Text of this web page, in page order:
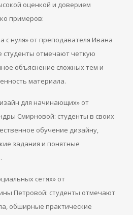
оценкой и доверием
примеров:
с нуля» от преподавателя Ивана
студенты отмечают четкую
объяснение сложных тем и
материала.
для начинающих» от
Смирновой: студенты в своих
обучение дизайну,
задания и понятные
сетях» от
Петровой: студенты отмечают
обширные практические